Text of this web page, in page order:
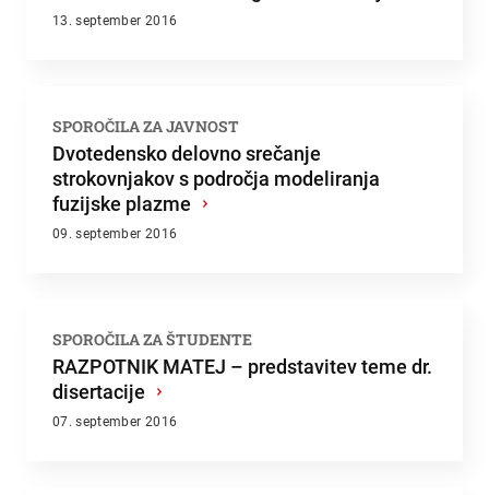
13. september 2016
SPOROČILA ZA JAVNOST
Dvotedensko delovno srečanje
strokovnjakov s področja modeliranja
fuzijske plazme ›
09. september 2016
SPOROČILA ZA ŠTUDENTE
RAZPOTNIK MATEJ – predstavitev teme dr.
disertacije ›
07. september 2016